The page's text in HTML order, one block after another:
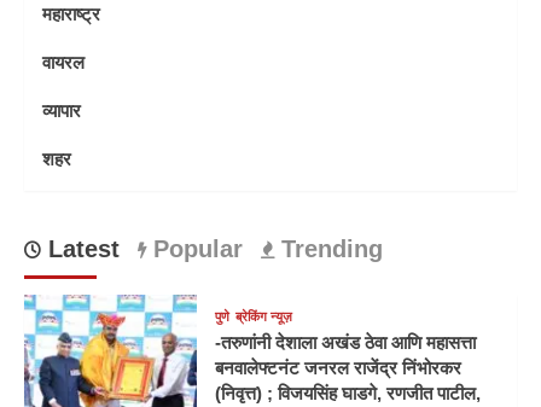
महाराष्ट्र
वायरल
व्यापार
शहर
Latest Popular Trending
पुणे ब्रेकिंग न्यूज़
-तरुणांनी देशाला अखंड ठेवा आणि महासत्ता
बनवालेफ्टनंट जनरल राजेंद्र निंभोरकर
(निवृत्त) ; विजयसिंह घाडगे, रणजीत पाटील,